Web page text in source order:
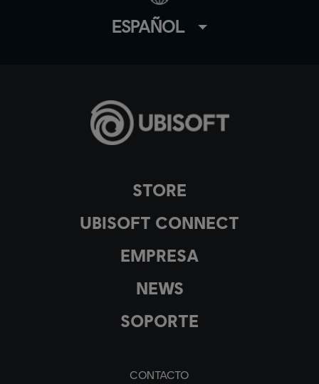
STORE
UBISOFT CONNECT
EMPRESA
NEWS
SOPORTE
CONTACTO
ESPAÑOL